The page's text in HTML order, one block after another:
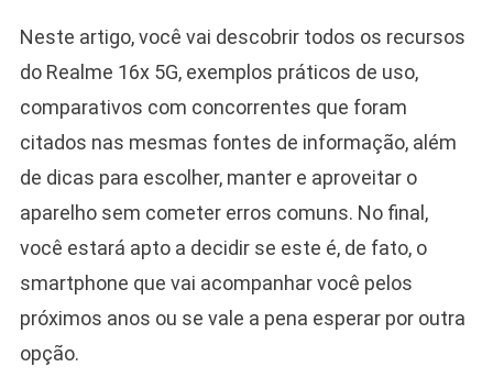
Neste artigo, você vai descobrir todos os recursos
do Realme 16x 5G, exemplos práticos de uso,
comparativos com concorrentes que foram
citados nas mesmas fontes de informação, além
de dicas para escolher, manter e aproveitar o
aparelho sem cometer erros comuns. No final,
você estará apto a decidir se este é, de fato, o
smartphone que vai acompanhar você pelos
próximos anos ou se vale a pena esperar por outra
opção.